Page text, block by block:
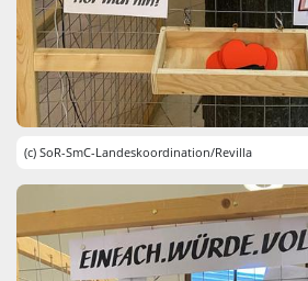
(c) SoR-SmC-Landeskoordination/Revilla